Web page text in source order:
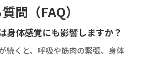
問（FAQ）
身体感覚にも影響しますか？
続くと、呼吸や筋肉の緊張、身体